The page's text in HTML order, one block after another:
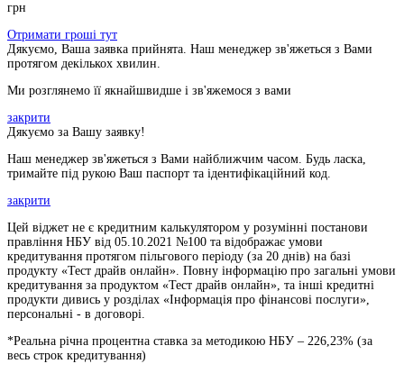
грн
Отримати гроші тут
Дякуємо, Ваша заявка прийнята. Наш менеджер зв'яжеться з Вами
протягом декількох хвилин.
Ми розглянемо її якнайшвидше і зв'яжемося з вами
закрити
Дякуємо за Вашу заявку!
Наш менеджер зв'яжеться з Вами найближчим часом. Будь ласка,
тримайте під рукою Ваш паспорт та ідентифікаційний код.
закрити
Цей віджет не є кредитним калькулятором у розумінні постанови
правління НБУ від 05.10.2021 №100 та відображає умови
кредитування протягом пільгового періоду (за 20 днів) на базі
продукту «Тест драйв онлайн». Повну інформацію про загальні умови
кредитування за продуктом «Тест драйв онлайн», та інші кредитні
продукти дивись у розділах «Інформація про фінансові послуги»,
персональні - в договорі.
*Реальна річна процентна ставка за методикою НБУ – 226,23% (за
весь строк кредитування)